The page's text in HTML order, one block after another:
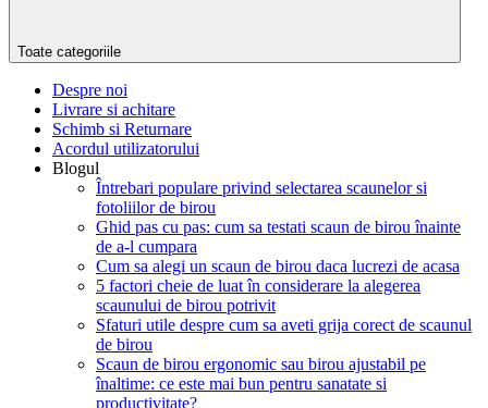
Toate categoriile
Despre noi
Livrare si achitare
Schimb si Returnare
Acordul utilizatorului
Blogul
Întrebari populare privind selectarea scaunelor si
fotoliilor de birou
Ghid pas cu pas: cum sa testati scaun de birou înainte
de a-l cumpara
Cum sa alegi un scaun de birou daca lucrezi de acasa
5 factori cheie de luat în considerare la alegerea
scaunului de birou potrivit
Sfaturi utile despre cum sa aveti grija corect de scaunul
de birou
Scaun de birou ergonomic sau birou ajustabil pe
înaltime: ce este mai bun pentru sanatate si
productivitate?